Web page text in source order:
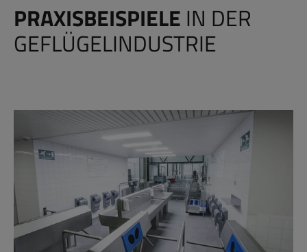
PRAXISBEISPIELE IN DER
GEFLÜGELINDUSTRIE